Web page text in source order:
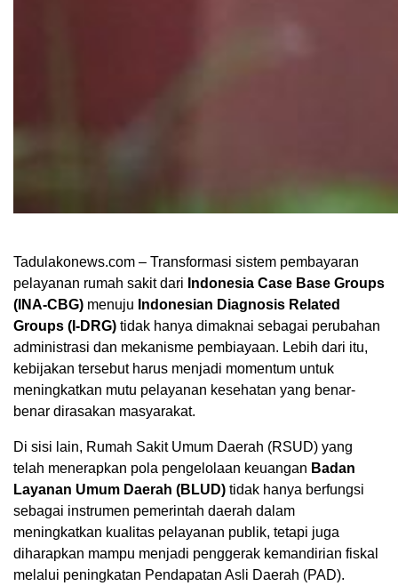
Tadulakonews.com – Transformasi sistem pembayaran
pelayanan rumah sakit dari Indonesia Case Base Groups
(INA-CBG) menuju Indonesian Diagnosis Related
Groups (I-DRG) tidak hanya dimaknai sebagai perubahan
administrasi dan mekanisme pembiayaan. Lebih dari itu,
kebijakan tersebut harus menjadi momentum untuk
meningkatkan mutu pelayanan kesehatan yang benar-
benar dirasakan masyarakat.
Di sisi lain, Rumah Sakit Umum Daerah (RSUD) yang
telah menerapkan pola pengelolaan keuangan Badan
Layanan Umum Daerah (BLUD) tidak hanya berfungsi
sebagai instrumen pemerintah daerah dalam
meningkatkan kualitas pelayanan publik, tetapi juga
diharapkan mampu menjadi penggerak kemandirian fiskal
melalui peningkatan Pendapatan Asli Daerah (PAD).